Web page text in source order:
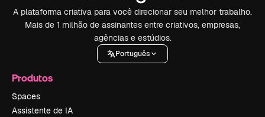
A plataforma criativa para você direcionar seu melhor trabalho.
Mais de 1 milhão de assinantes entre criativos, empresas,
agências e estúdios.
Português
Produtos
Spaces
Assistente de IA